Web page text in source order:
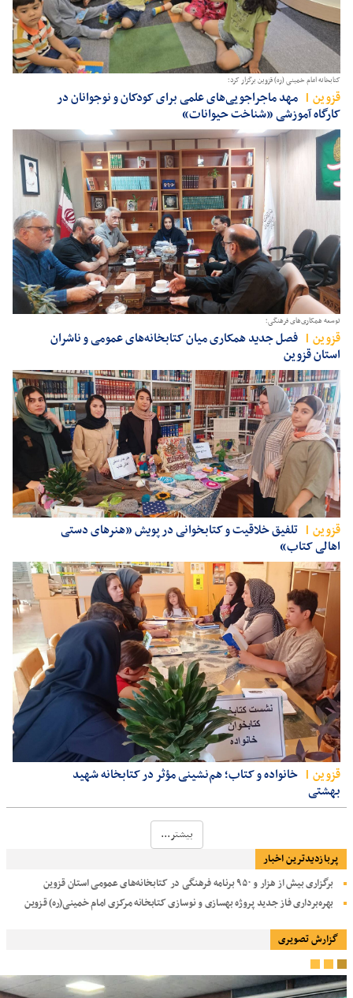
کتابخانه امام خمینی (ره) قزوین برگزار کرد؛
قزوين
مهد ماجراجویی‌های علمی برای کودکان و نوجوانان در
کارگاه آموزشی «شناخت حیوانات»
توسعه همکاری‌های فرهنگی؛
قزوين
فصل جدید همکاری میان کتابخانه‌های عمومی و ناشران
استان قزوین
قزوين
تلفیق خلاقیت و کتابخوانی در پویش «هنرهای دستی
اهالی کتاب»
قزوين
خانواده و کتاب؛ هم‌نشینی مؤثر در کتابخانه شهید
بهشتی
بیشتر...
پربازدیدترین اخبار
برگزاری بیش از هزار و ۹۵۰ برنامه فرهنگی در کتابخانه‌های عمومی استان قزوین
بهره‌برداری فاز جدید پروژه بهسازی و نوسازی کتابخانه مرکزی امام خمینی(ره) قزوین
گزارش تصویری